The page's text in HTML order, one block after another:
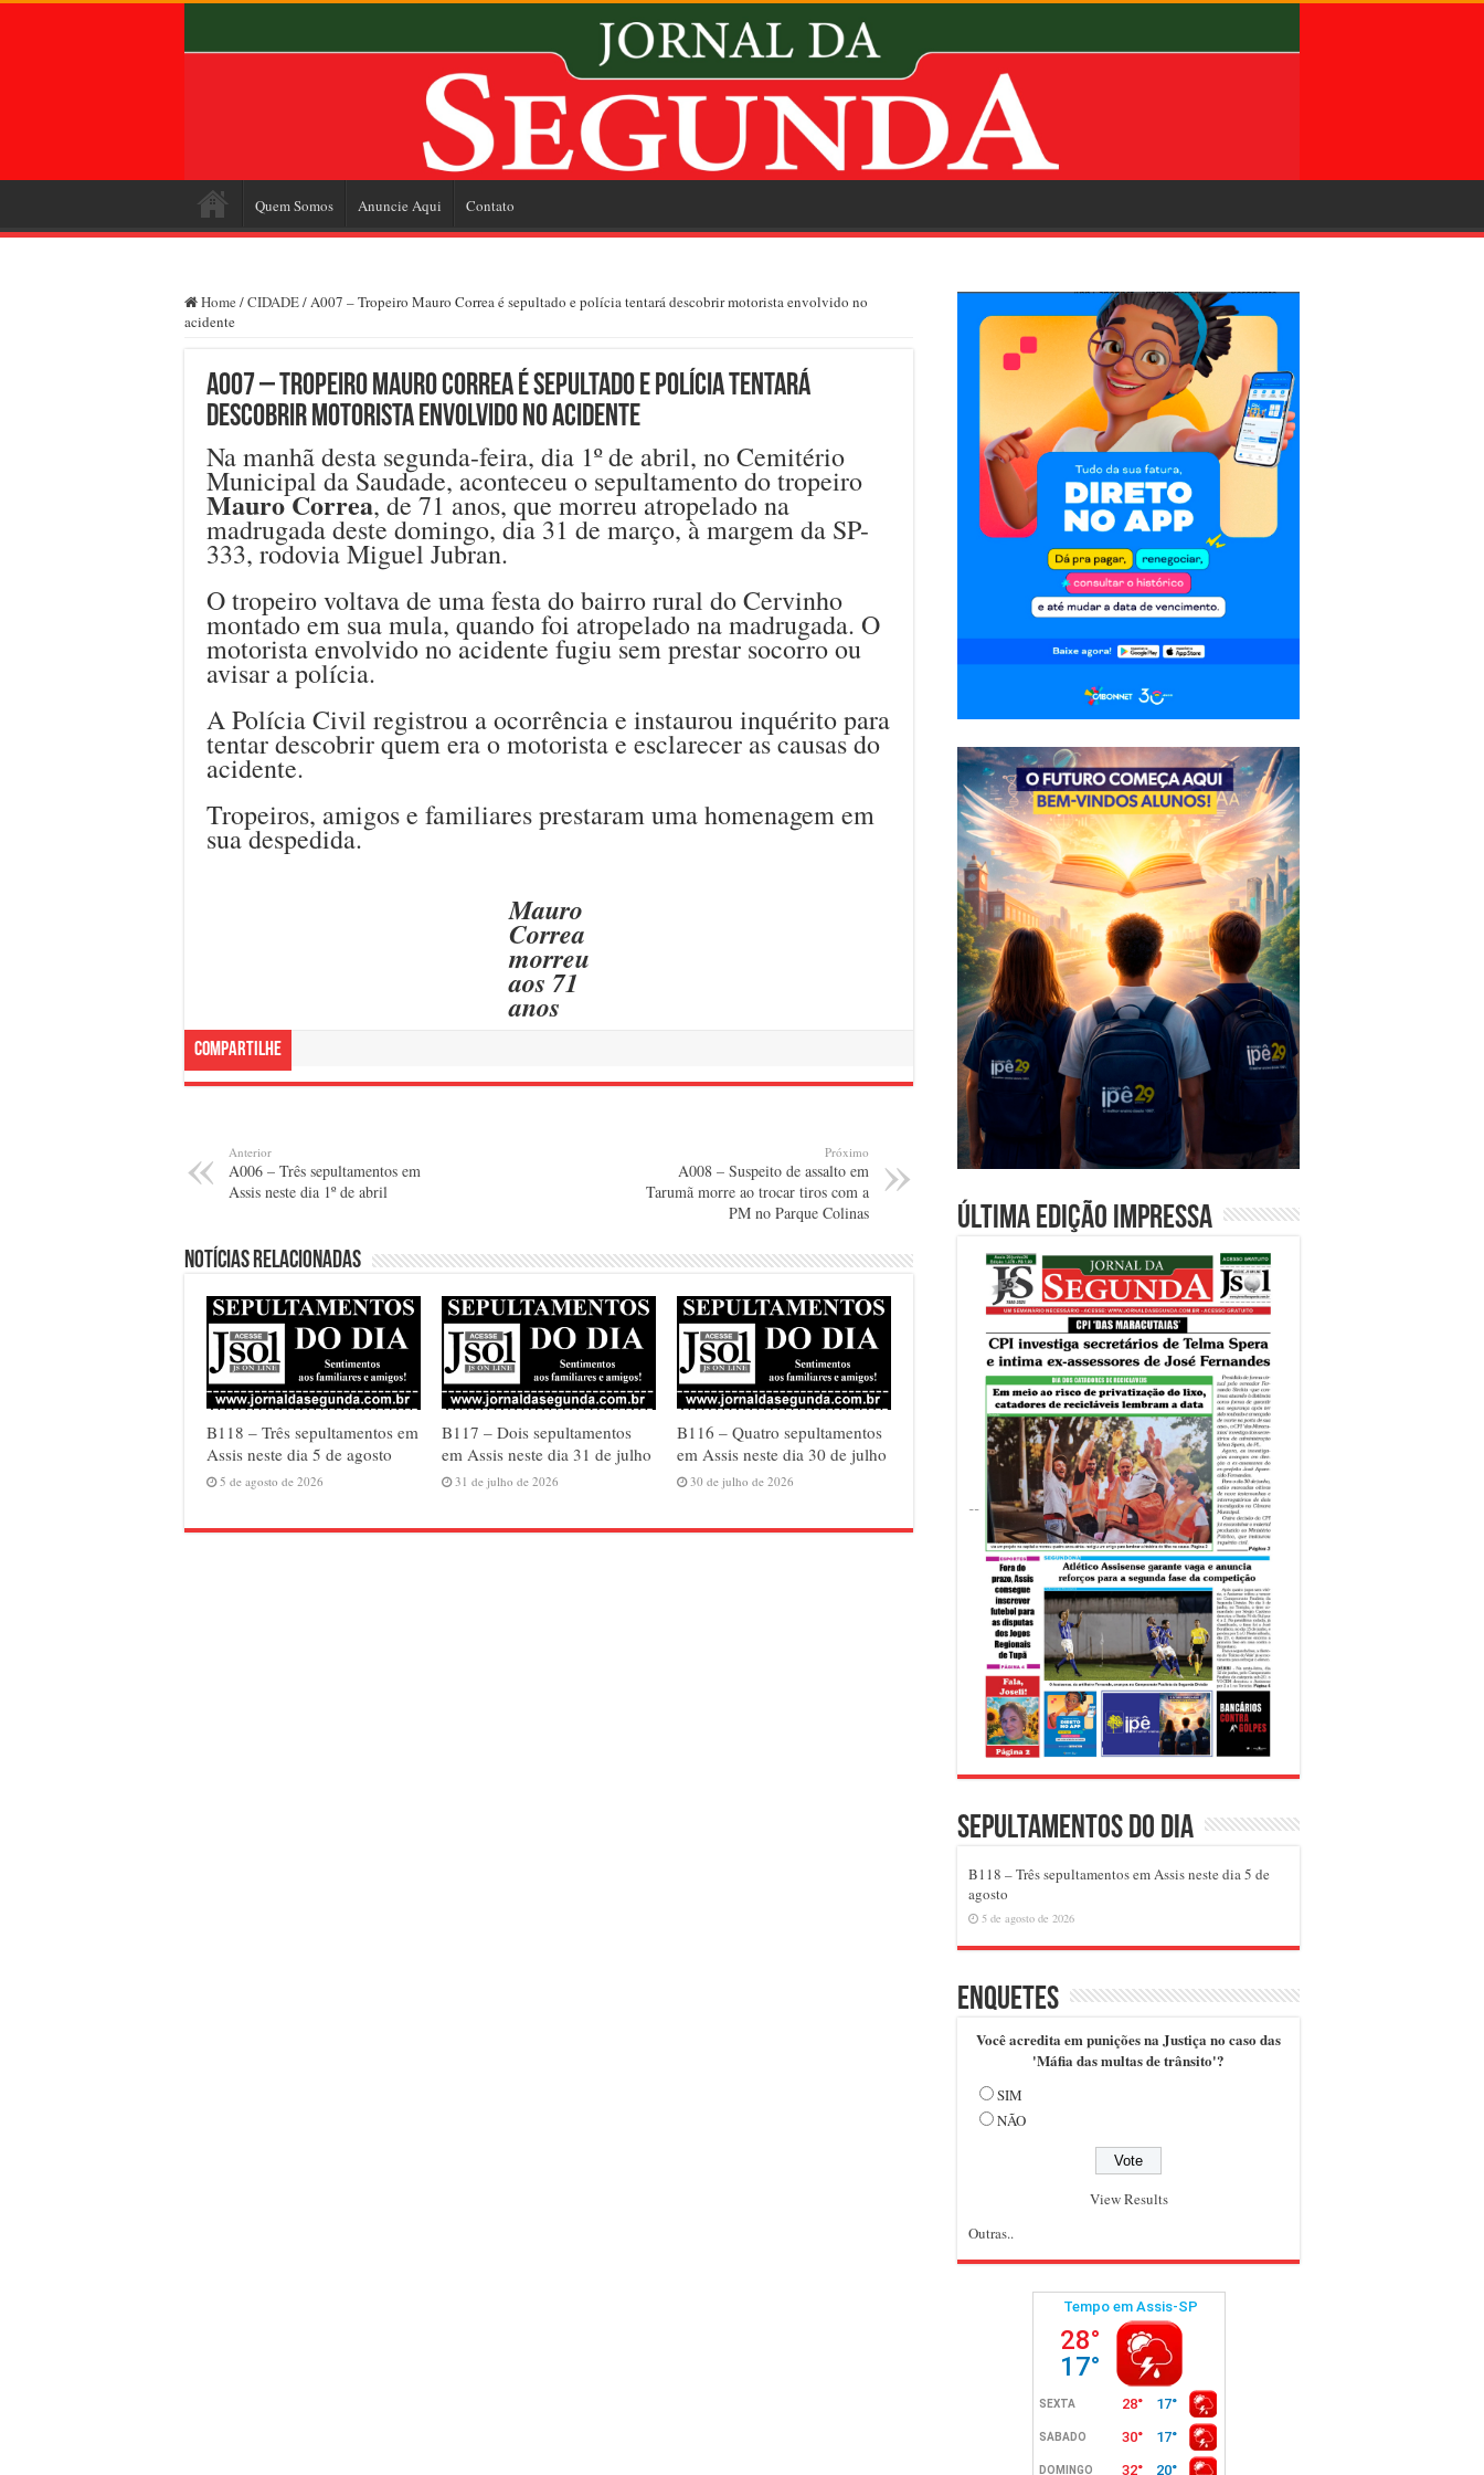
Quem Somos Anuncie Aqui Contato
Home /CIDADE/A007 – Tropeiro Mauro Correa é sepultado e polícia tentará descobrir motorista envolvido no
acidente
A007 – Tropeiro Mauro Correa é sepultado e polícia tentará
descobrir motorista envolvido no acidente
Na manhã desta segunda-feira, dia 1º de abril, no Cemitério
Municipal da Saudade, aconteceu o sepultamento do tropeiro
Mauro Correa, de 71 anos, que morreu atropelado na
madrugada deste domingo, dia 31 de março, à margem da SP-
333, rodovia Miguel Jubran.
O tropeiro voltava de uma festa do bairro rural do Cervinho
montado em sua mula, quando foi atropelado na madrugada. O
motorista envolvido no acidente fugiu sem prestar socorro ou
avisar a polícia.
A Polícia Civil registrou a ocorrência e instaurou inquérito para
tentar descobrir quem era o motorista e esclarecer as causas do
acidente.
Tropeiros, amigos e familiares prestaram uma homenagem em
sua despedida.
Mauro
Correa
morreu
aos 71
anos
Compartilhe
Anterior
A006 – Três sepultamentos em
Assis neste dia 1º de abril
Próximo
A008 – Suspeito de assalto em
Tarumã morre ao trocar tiros com a
PM no Parque Colinas
Notícias relacionadas
B118 – Três sepultamentos em
Assis neste dia 5 de agosto
5 de agosto de 2026
B117 – Dois sepultamentos
em Assis neste dia 31 de julho
31 de julho de 2026
B116 – Quatro sepultamentos
em Assis neste dia 30 de julho
30 de julho de 2026
Última edição impressa
Sepultamentos do dia
B118 – Três sepultamentos em Assis neste dia 5 de
agosto
5 de agosto de 2026
Enquetes
Você acredita em punições na Justiça no caso das
'Máfia das multas de trânsito'?
SIM
NÃO
View Results
Outras..